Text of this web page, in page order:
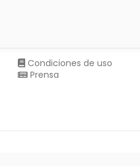
Condiciones de uso
Prensa